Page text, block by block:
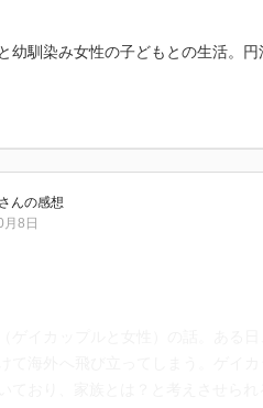
幼馴染み女性の子どもとの生活。
さんの感想
8日